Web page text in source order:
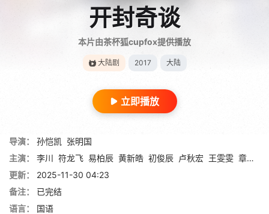
开封奇谈
本片由茶杯狐cupfox提供播放
大陆剧 2017 大陆
立即播放
导演： 孙恺凯
张明国
主演：
李川 符龙飞 易柏辰 黄新皓 初俊辰 卢秋宏 王雯雯 章贺
更新：
2025-11-30 04:23
备注：
已完结
语言：
国语